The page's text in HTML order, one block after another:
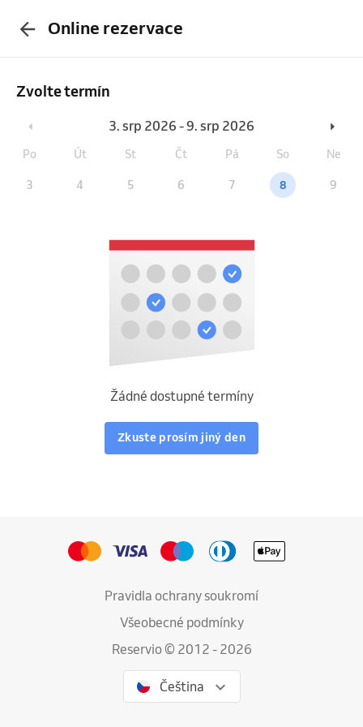
Online rezervace
Zvolte termín
3. srp 2026 - 9. srp 2026
Po Út St Čt Pá So Ne
3 4 5 6 7 8 9
Žádné dostupné termíny
Zkuste prosím jiný den
Pravidla ochrany soukromí
Všeobecné podmínky
Reservio © 2012 - 2026
Čeština